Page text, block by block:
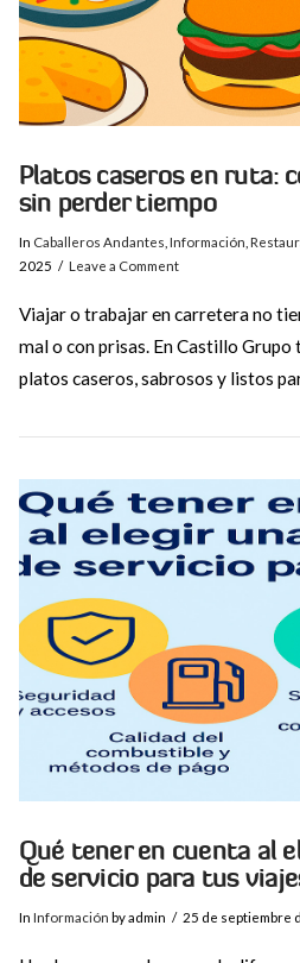
VIEW
Platos caseros en ruta:
sin perder tiempo
In Caballeros Andantes Información
2025
Leave a Comment
Viajar o trabajar en carretera no
mal o con prisas. En Castillo
platos caseros, sabrosos y listos
Qué tener en cuenta al
de servicio para tus
In Información by admin 25 de septiembre